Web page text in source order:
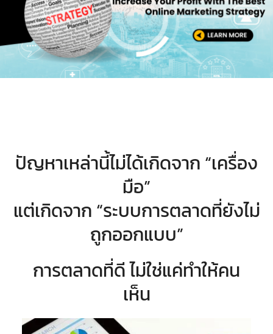
ปัญหาเหล่านี้ไม่ได้เกิดจาก “เครื่อง
มือ”
แต่เกิดจาก “ระบบการตลาดที่ยังไม่
ถูกออกแบบ”
การตลาดที่ดี ไม่ใช่แค่ทำให้คน
เห็น